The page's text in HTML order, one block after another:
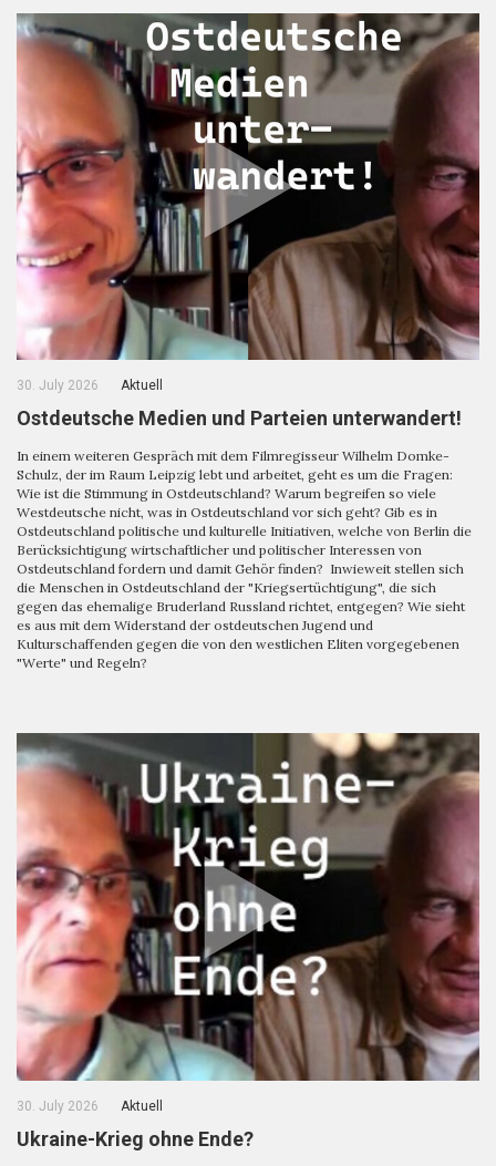
30. July 2026 Aktuell
Ostdeutsche Medien und Parteien unterwandert!
In einem weiteren Gespräch mit dem Filmregisseur Wilhelm Domke-
Schulz, der im Raum Leipzig lebt und arbeitet, geht es um die Fragen:
Wie ist die Stimmung in Ostdeutschland? Warum begreifen so viele
Westdeutsche nicht, was in Ostdeutschland vor sich geht? Gib es in
Ostdeutschland politische und kulturelle Initiativen, welche von Berlin die
Berücksichtigung wirtschaftlicher und politischer Interessen von
Ostdeutschland fordern und damit Gehör finden? Inwieweit stellen sich
die Menschen in Ostdeutschland der "Kriegsertüchtigung", die sich
gegen das ehemalige Bruderland Russland richtet, entgegen? Wie sieht
es aus mit dem Widerstand der ostdeutschen Jugend und
Kulturschaffenden gegen die von den westlichen Eliten vorgegebenen
"Werte" und Regeln?
30. July 2026 Aktuell
Ukraine-Krieg ohne Ende?